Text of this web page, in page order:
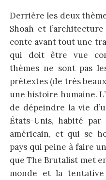
Derrière les deux
Shoah et
conte avant tout une
qui doit être vue
thèmes ne sont pas
prétextes (de très
une histoire humaine.
de dépeindre la vie
États-Unis, habité
américain, et qui se
pays qui peine à faire
que The Brutalist met
monde et la